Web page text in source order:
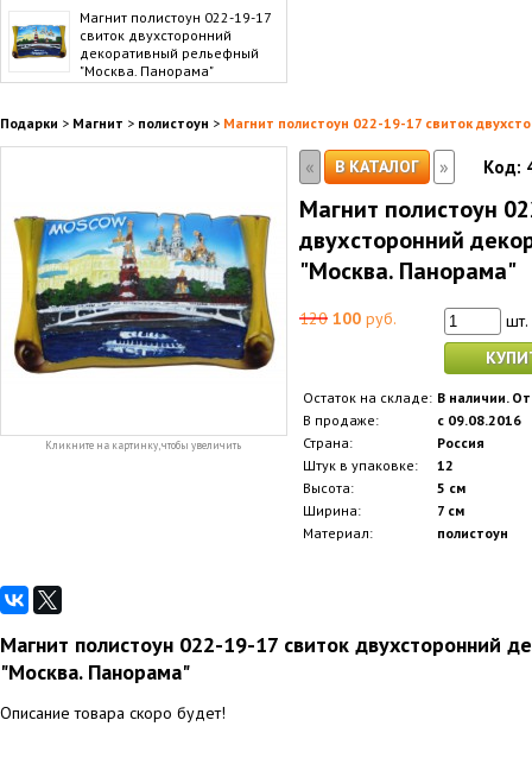
Магнит полистоун 022-19-17
свиток двухсторонний
декоративный рельефный
"Москва. Панорама"
Подарки > Магнит > полистоун > Магнит полистоун 022-19-17 свиток
Кликните на картинку, чтобы увеличить
« В КАТАЛОГ » Код:
Магнит полистоун
двухсторонний
"Москва. Панорама"
120 100 руб.
шт.
Остаток на складе: В наличии.
В продаже:
с 09.08.2016
Страна:
Россия
Штук в упаковке:
12
Высота:
5 см
Ширина:
7 см
Материал:
полистоун
Магнит полистоун 022-19-17 свиток двухсторонний
"Москва. Панорама"
Описание товара скоро будет!